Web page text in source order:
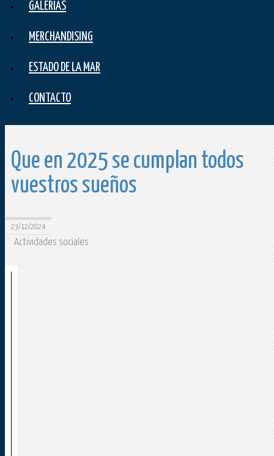
GALERÍAS
MERCHANDISING
ESTADO DE LA MAR
CONTACTO
Que en 2025 se cumplan todos
vuestros sueños
23/12/2024
Actividades sociales